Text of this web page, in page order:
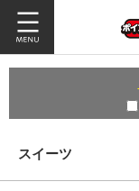
スイーツ